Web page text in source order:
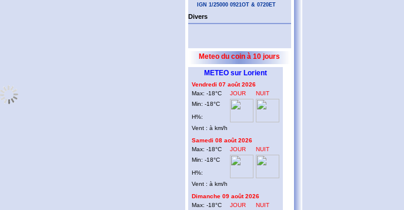
IGN 1/25000 0921OT & 0720ET
Divers
Meteo du coin à 10 jours
METEO sur Lorient
Vendredi 07 août 2026
Max: -18°C
JOUR
NUIT
Min: -18°C
H%:
Vent : à km/h
Samedi 08 août 2026
Max: -18°C
JOUR
NUIT
Min: -18°C
H%:
Vent : à km/h
Dimanche 09 août 2026
Max: -18°C
JOUR NUIT